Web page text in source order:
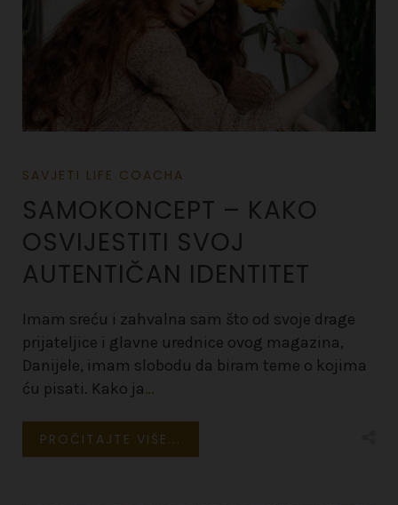
SAVJETI LIFE COACHA
SAMOKONCEPT – KAKO
OSVIJESTITI SVOJ
AUTENTIČAN IDENTITET
Imam sreću i zahvalna sam što od svoje drage
prijateljice i glavne urednice ovog magazina,
Danijele, imam slobodu da biram teme o kojima
ću pisati. Kako ja…
PROČITAJTE VIŠE...